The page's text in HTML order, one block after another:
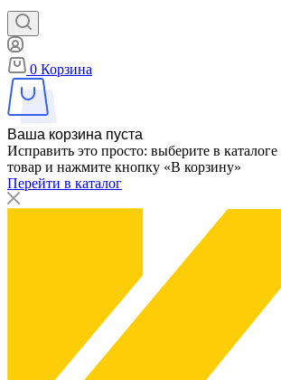
0 Корзина
Ваша корзина пуста
Исправить это просто: выберите в
товар и нажмите кнопку «В корзину»
Перейти в каталог